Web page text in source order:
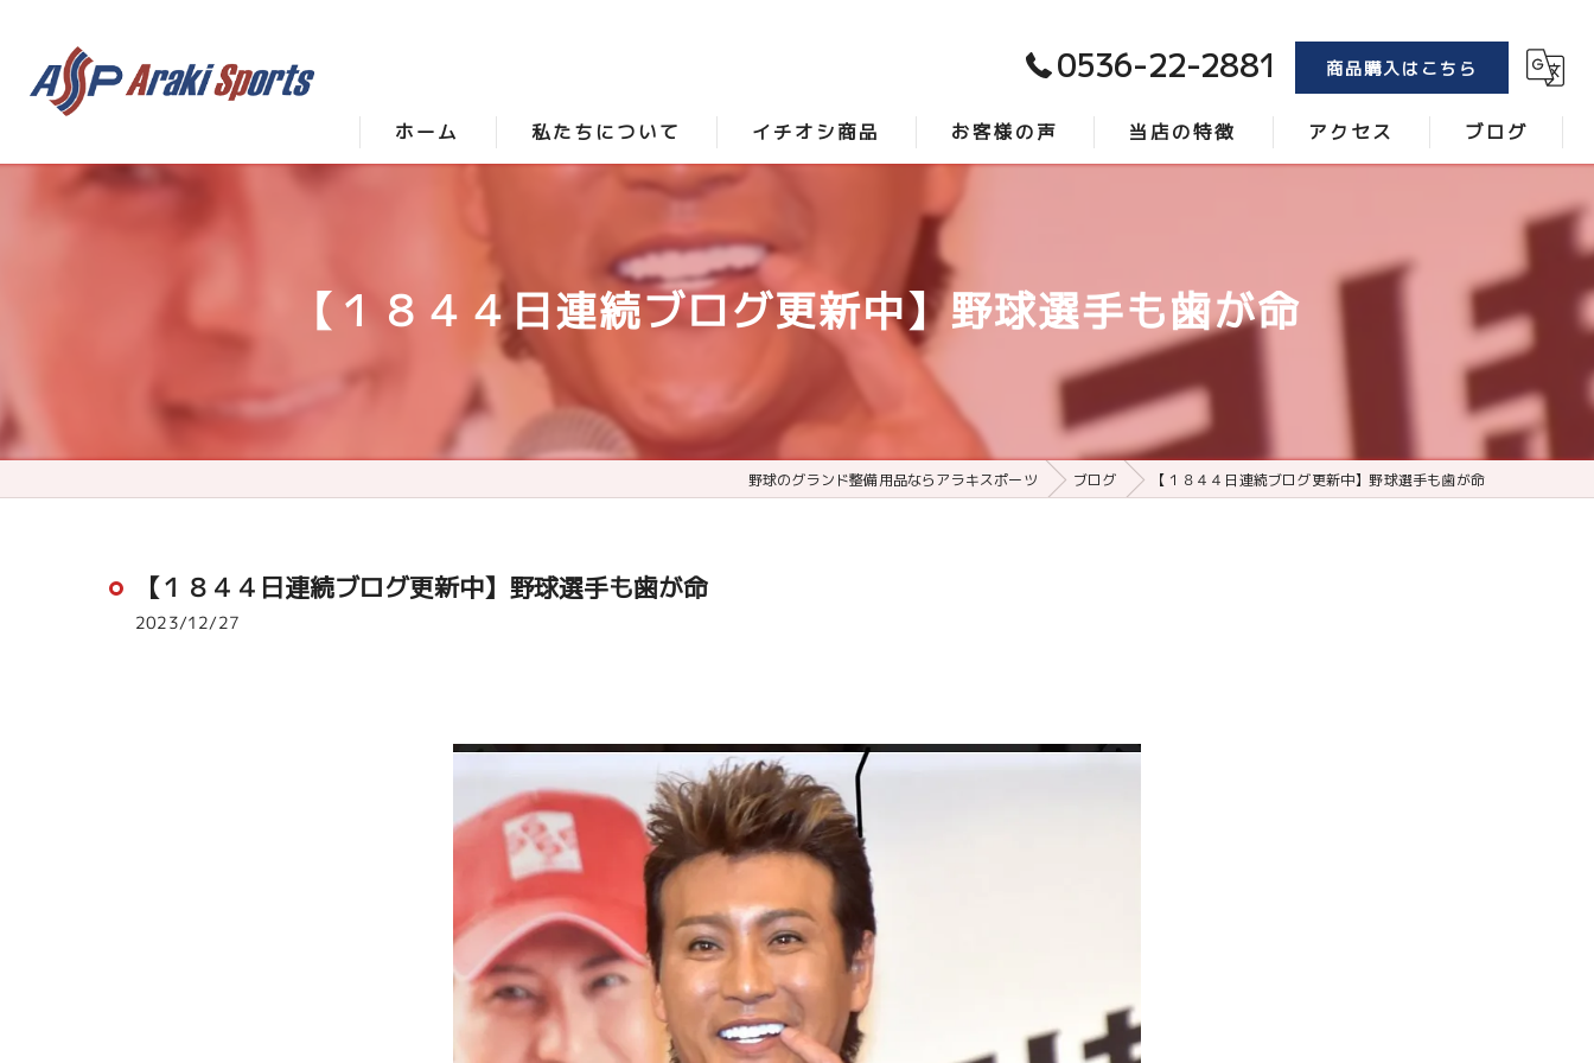
0536-22-2881 商品購入はこちら
ホーム 私たちについて
よくある質問
イチオシ商品
時短砂 -アクシスプロ-
最強グランド整備 -サンダーバード-
お客様の声
口コミ
当店の特徴
レーキ
ローラー
アクセス ブログ
【１８４４日連続ブログ更新中】野球選手も歯が命
野球のグランド整備用品ならアラキスポーツ ブログ 【１８４４日連続ブログ更新中】野球選手も歯が命
【１８４４日連続ブログ更新中】野球選手も歯が命
2023/12/27